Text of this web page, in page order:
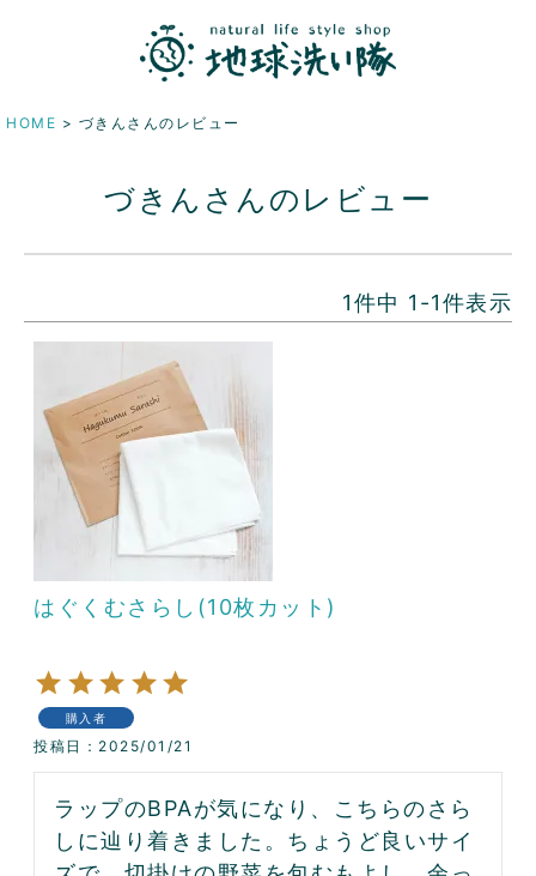
HOME づきんさんのレビュー
づきんさんのレビュー
1件中 1 -1件表示
はぐくむさらし(10枚カット)
購入者
投稿日 2025/01/21
ラップのBPAが気になり、こちらのさら
しに辿り着きました。ちょうど良いサイ